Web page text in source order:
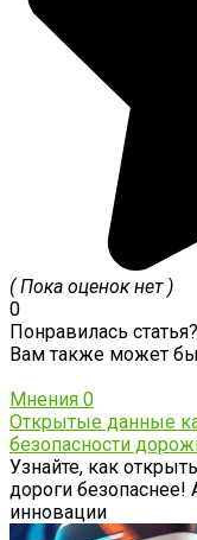
( Пока оценок нет )
0
Понравилась
Вам также может
Мнения 0
Открытые данные
безопасности
Узнайте, как
дороги
инновации